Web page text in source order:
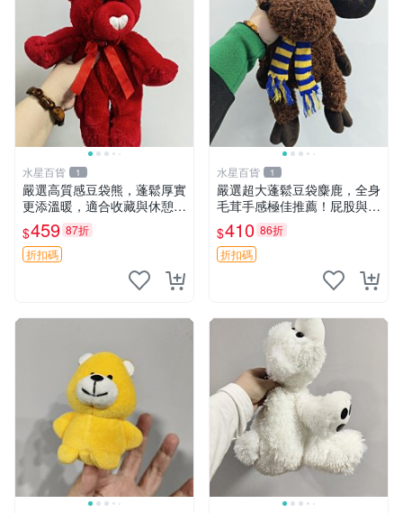
水星百貨 1
嚴選高質感豆袋熊，蓬鬆厚實
更添溫暖，適合收藏與休憩。
前胸填充飽滿，背部亦具優雅
設計。 豆袋熊 保暖 溫柔 蓬
松
$459 87折
折扣碼
水星百貨 1
嚴選超大蓬鬆豆袋麋鹿，全身
毛茸手感極佳推薦！屁股與四
肢填充均勻，適合收藏與孩童
共賞。 麋鹿 豆袋 毛茸玩具
$410 86折
折扣碼